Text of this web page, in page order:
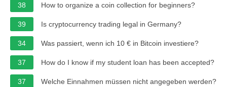
38 How to organize a coin collection for beginners?
39 Is cryptocurrency trading legal in Germany?
34 Was passiert, wenn ich 10 € in Bitcoin investiere?
37 How do I know if my student loan has been accepted?
37 Welche Einnahmen müssen nicht angegeben werden?